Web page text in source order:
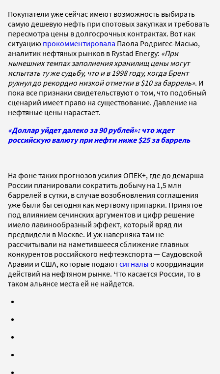
Покупатели уже сейчас имеют возможность выбирать
самую дешевую нефть при спотовых закупках и требовать
пересмотра цены в долгосрочных контрактах. Вот как
ситуацию прокомментировала Паола Родригес-Масью,
аналитик нефтяных рынков в Rystad Energy: «При
нынешних темпах заполнения хранилищ цены могут
испытать ту же судьбу, что и в 1998 году, когда Брент
рухнул до рекордно низкой отметки в $10 за баррель». И
пока все признаки свидетельствуют о том, что подобный
сценарий имеет право на существование. Давление на
нефтяные цены нарастает.
«Доллар уйдет далеко за 90 рублей»: что ждет
российскую валюту при нефти ниже $25 за баррель
На фоне таких прогнозов усилия ОПЕК+, где до демарша
России планировали сократить добычу на 1,5 млн
баррелей в сутки, в случае возобновления соглашения
уже были бы сегодня как мертвому припарки. Принятое
под влиянием сечинских аргументов и цифр решение
имело лавинообразный эффект, который вряд ли
предвидели в Москве. И уж наверняка там не
рассчитывали на наметившееся сближение главных
конкурентов российского нефтеэкспорта — Саудовской
Аравии и США, которые подаютсигналы о координации
действий на нефтяном рынке. Что касается России, то в
таком альянсе места ей не найдется.